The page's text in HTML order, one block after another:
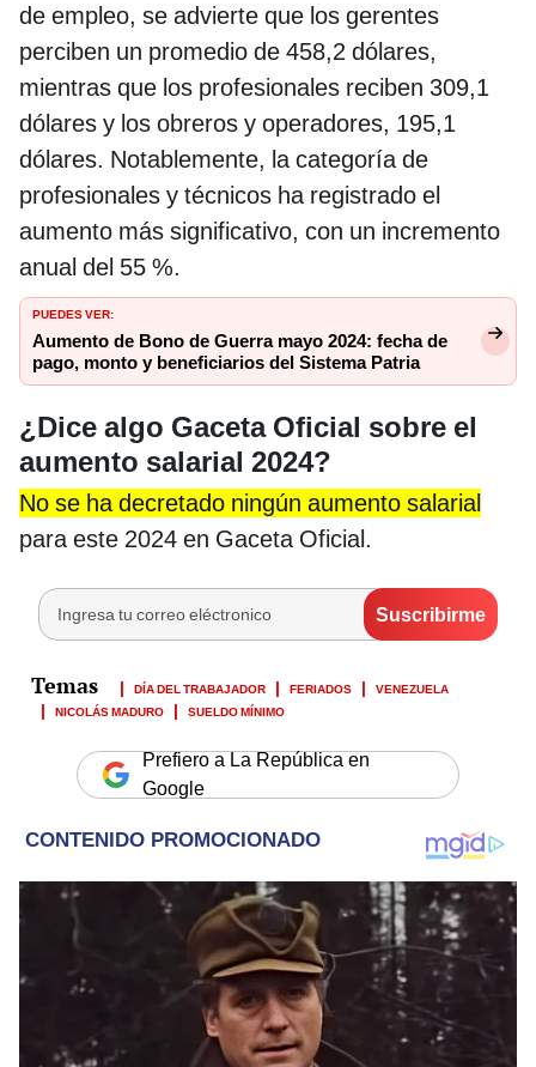
de empleo, se advierte que los gerentes
perciben un promedio de 458,2 dólares,
mientras que los profesionales reciben 309,1
dólares y los obreros y operadores, 195,1
dólares. Notablemente, la categoría de
profesionales y técnicos ha registrado el
aumento más significativo, con un incremento
anual del 55 %.
PUEDES VER:
Aumento de Bono de Guerra mayo 2024: fecha de
pago, monto y beneficiarios del Sistema Patria
¿Dice algo Gaceta Oficial sobre el
aumento salarial 2024?
No se ha decretado ningún aumento salarial
para este 2024 en Gaceta Oficial.
DÍA DEL TRABAJADOR FERIADOS
VENEZUELA
NICOLÁS MADURO
SUELDO MÍNIMO
Prefiero a La República en
Google